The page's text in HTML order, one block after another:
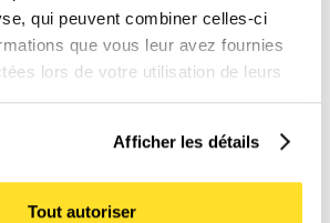
qui peuvent combiner celles-ci
que vous leur avez fournies
lors de votre utilisation de leurs
Afficher les détails
Tout autoriser
et innovation, une brève
créer les conditions
Accélérez votre innovation